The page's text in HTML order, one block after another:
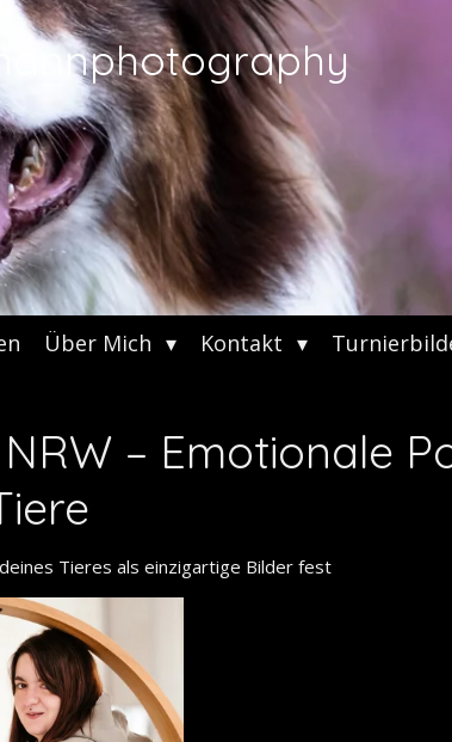
Über Mich Kontakt
– Emotionale
Tieres als einzigartige Bilder fest